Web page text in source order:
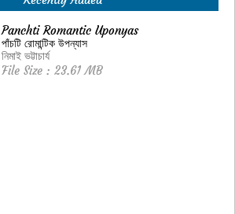
Panchti Romantic Uponyas
পাঁচটি রোমান্টিক উপন্যাস
নিমাই ভট্টাচার্য
File Size : 23.61 MB